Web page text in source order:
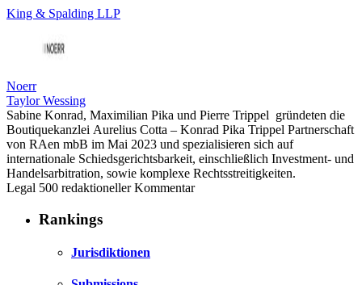
King & Spalding LLP
Noerr
Taylor Wessing
Sabine Konrad, Maximilian Pika und Pierre Trippel gründeten die
Boutiquekanzlei Aurelius Cotta – Konrad Pika Trippel Partnerschaft
von RAen mbB im Mai 2023 und spezialisieren sich auf
internationale Schiedsgerichtsbarkeit, einschließlich Investment- und
Handelsarbitration, sowie komplexe Rechtsstreitigkeiten.
Legal 500 redaktioneller Kommentar
Rankings
Jurisdiktionen